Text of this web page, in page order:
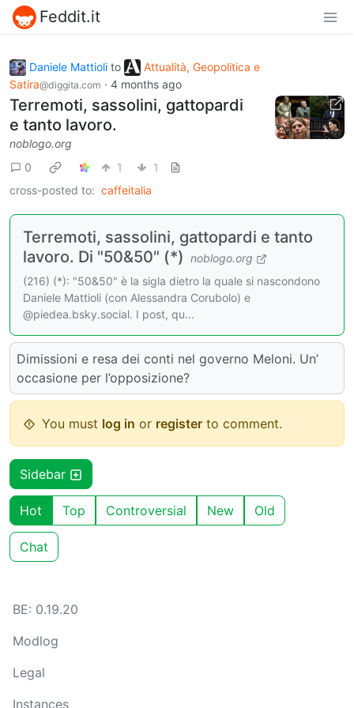
Feddit.it
Daniele Mattioli to
Attualità, Geopolitica e
Satira@diggita.com · 4 months ago
Terremoti, sassolini, gattopardi
e tanto lavoro.
noblogo.org
0
1
1
cross-posted to: caffeitalia
Terremoti, sassolini, gattopardi e tanto
lavoro. Di "50&50" (*) noblogo.org
(216) (*): "50&50" è la sigla dietro la quale si nascondono
Daniele Mattioli (con Alessandra Corubolo) e
@piedea.bsky.social. I post, qu...
Dimissioni e resa dei conti nel governo Meloni. Un’
occasione per l’opposizione?
You must log in or register to comment.
Sidebar
Hot Top Controversial New Old
Chat
BE: 0.19.20
Modlog
Legal
Instances